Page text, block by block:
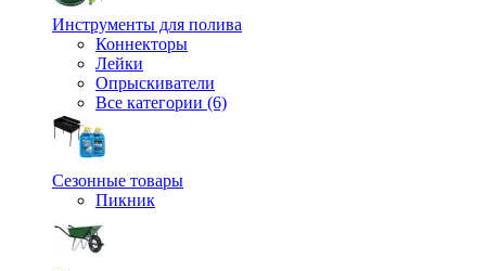
Инструменты для полива
Коннекторы
Лейки
Опрыскиватели
Все категории (6)
Сезонные товары
Пикник